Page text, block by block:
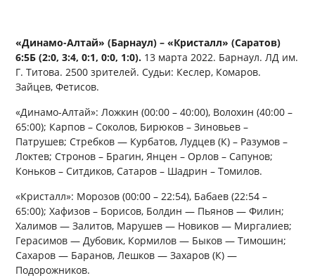
«Динамо-Алтай» (Барнаул) – «Кристалл» (Саратов)
6:5Б (2:0, 3:4, 0:1, 0:0, 1:0). 13 марта 2022. Барнаул. ЛД им.
Г. Титова. 2500 зрителей. Судьи: Кеслер, Комаров.
Зайцев, Фетисов.
«Динамо-Алтай»: Ложкин (00:00 – 40:00), Волохин (40:00 –
65:00); Карпов – Соколов, Бирюков – Зиновьев –
Патрушев; Стребков — Курбатов, Лудцев (К) – Разумов –
Локтев; Стронов – Брагин, Янцен – Орлов – Сапунов;
Коньков – Ситдиков, Сатаров – Шадрин – Томилов.
«Кристалл»: Морозов (00:00 – 22:54), Бабаев (22:54 –
65:00); Хафизов – Борисов, Болдин — Пьянов — Филин;
Халимов — Залитов, Марушев — Новиков — Миргалиев;
Герасимов — Дубовик, Кормилов — Быков — Тимошин;
Сахаров — Баранов, Лешков — Захаров (К) —
Подорожников.